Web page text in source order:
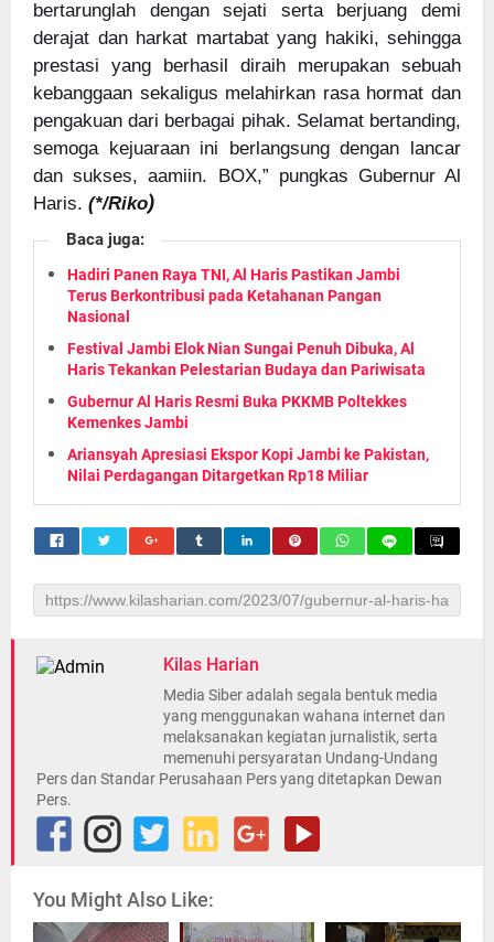
bertarunglah dengan sejati serta berjuang demi
derajat dan harkat martabat yang hakiki, sehingga
prestasi yang berhasil diraih merupakan sebuah
kebanggaan sekaligus melahirkan rasa hormat dan
pengakuan dari berbagai pihak. Selamat bertanding,
semoga kejuaraan ini berlangsung dengan lancar
dan sukses, aamiin. BOX,” pungkas Gubernur Al
Haris. (*/Riko)
Baca juga:
Hadiri Panen Raya TNI, Al Haris Pastikan Jambi
Terus Berkontribusi pada Ketahanan Pangan
Nasional
Festival Jambi Elok Nian Sungai Penuh Dibuka, Al
Haris Tekankan Pelestarian Budaya dan Pariwisata
Gubernur Al Haris Resmi Buka PKKMB Poltekkes
Kemenkes Jambi
Ariansyah Apresiasi Ekspor Kopi Jambi ke Pakistan,
Nilai Perdagangan Ditargetkan Rp18 Miliar
Kilas Harian
Media Siber adalah segala bentuk media
yang menggunakan wahana internet dan
melaksanakan kegiatan jurnalistik, serta
memenuhi persyaratan Undang-Undang
Pers dan Standar Perusahaan Pers yang ditetapkan Dewan
Pers.
You Might Also Like: